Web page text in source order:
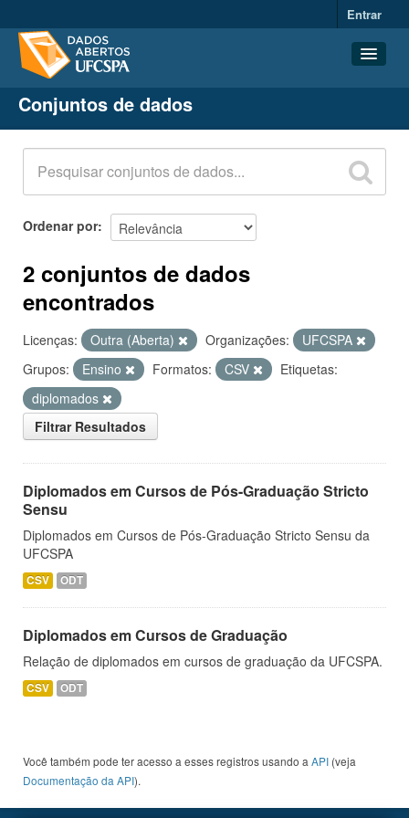
Entrar
Conjuntos de dados
Organizações
Grupos
Sobre
Conjuntos de dados
Ordenar por
2 conjuntos de dados
encontrados
Licenças: Outra (Aberta) Organizações:
UFCSPA
Grupos:
Ensino Formatos: CSV
Etiquetas:
diplomados
Filtrar Resultados
Diplomados em Cursos de Pós-Graduação Stricto
Sensu
Diplomados em Cursos de Pós-Graduação Stricto Sensu da
UFCSPA
CSV ODT
Diplomados em Cursos de Graduação
Relação de diplomados em cursos de graduação da UFCSPA.
CSV ODT
Você também pode ter acesso a esses registros usando a API (veja
Documentação da API).